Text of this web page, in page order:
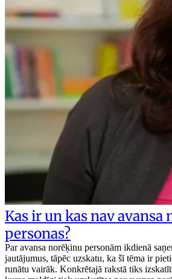
Kas ir un kas nav avansa
personas?
Par avansa norēķinu personām ikdienā
jautājumus, tāpēc uzskatu, ka šī tēma ir
runātu vairāk. Konkrētajā rakstā tiks